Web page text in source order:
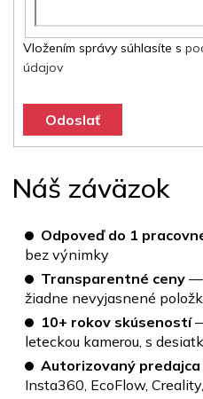
Vložením správy súhlasíte s
údajov
Odoslať
Náš záväzok
Odpoveď do 1
bez výnimky
Transparentné ceny —
žiadne nevyjasnené
10+ rokov skúseností—
leteckou kamerou, s
Autorizovaný predajca
Insta360, EcoFlow,